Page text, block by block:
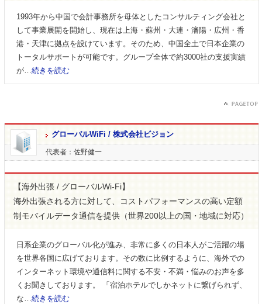
1993年から中国で会計事務所を母体としたコンサルティング会社と
して事業展開を開始し、現在は上海・蘇州・大連・瀋陽・広州・香
港・天津に拠点を設けています。そのため、中国全土で日本企業の
トータルサポートが可能です。グループ全体で約3000社の支援実績
が… 続きを読む
グローバルWiFi / 株式会社ビジョン
代表者：佐野健一
【海外出張 / グローバルWi-Fi】
海外出張される方に対して、コストパフォーマンスの高い定額
制モバイルデータ通信を提供（世界200以上の国・地域に対応）
日系企業のグローバル化が進み、非常に多くの日本人がご活躍の場
を世界各国に広げております。その数に比例するように、海外での
インターネット環境や通信料に関する不安・不満・悩みのお声を多
くお聞きしております。 「宿泊ホテルでしかネットに繋げられず、
な… 続きを読む